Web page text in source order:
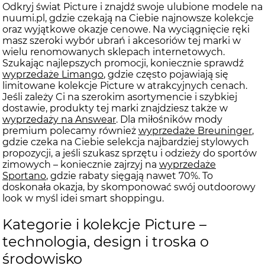
Odkryj świat Picture i znajdź swoje ulubione modele na
nuumi.pl, gdzie czekają na Ciebie najnowsze kolekcje
oraz wyjątkowe okazje cenowe. Na wyciągnięcie ręki
masz szeroki wybór ubrań i akcesoriów tej marki w
wielu renomowanych sklepach internetowych.
Szukając najlepszych promocji, koniecznie sprawdź
wyprzedaże Limango, gdzie często pojawiają się
limitowane kolekcje Picture w atrakcyjnych cenach.
Jeśli zależy Ci na szerokim asortymencie i szybkiej
dostawie, produkty tej marki znajdziesz także w
wyprzedaży na Answear. Dla miłośników mody
premium polecamy również wyprzedaże Breuninger,
gdzie czeka na Ciebie selekcja najbardziej stylowych
propozycji, a jeśli szukasz sprzętu i odzieży do sportów
zimowych – koniecznie zajrzyj na wyprzedaże
Sportano, gdzie rabaty sięgają nawet 70%. To
doskonała okazja, by skomponować swój outdoorowy
look w myśl idei smart shoppingu.
Kategorie i kolekcje Picture –
technologia, design i troska o
środowisko